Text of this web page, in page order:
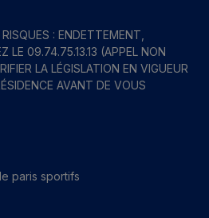
: ENDETTEMENT,
LE 09.74.75.13.13 (APPEL NON
LA LÉGISLATION EN VIGUEUR
AVANT DE VOUS
paris sportifs